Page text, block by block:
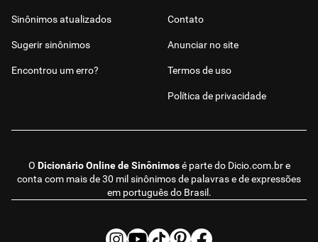
O Dicionário Online de Sinônimosé parte do Dicio.com.bre
conta com mais de 30 mil sinônimos de palavras e de expressões
em português do Brasil.
Sinônimos atualizados
Sugerir sinônimos
Encontrou um erro?
Contato
Anunciar no site
Termos de uso
Política de privacidade